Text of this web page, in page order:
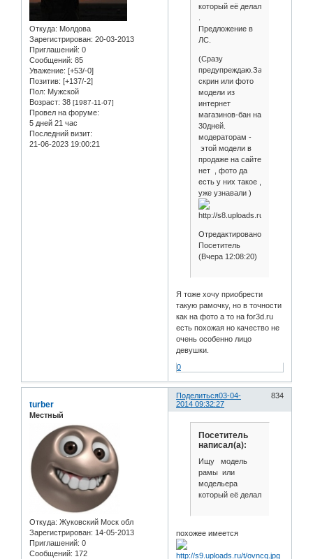
Откуда: Молдова
Зарегистрирован: 20-03-2013
Приглашений: 0
Сообщений: 85
Уважение: [+53/-0]
Позитив: [+137/-2]
Пол: Мужской
Возраст: 38 [1987-11-07]
Провел на форуме:
5 дней 21 час
Последний визит:
21-06-2023 19:00:21
который её делал
Предложение в
ЛС.
(Сразу
предупреждаю.За
скрин или фото
модели из
интернет
магазинов-бан на
30дней.
модераторам -
этой модели в
продаже на сайте
нет , фото да
есть у них такое ,
уже узнавали )
Отредактировано
Посетитель
(Вчера 12:08:20)
Я тоже хочу приобрести
такую рамочку, но в точности
как на фото а то на for3d.ru
есть похожая но качество не
очень особенно лицо
девушки.
0
Поделиться 834
03-04-
2014 09:32:27
turber
Местный
Откуда: Жуковский Моск обл
Зарегистрирован: 14-05-2013
Приглашений: 0
Сообщений: 172
Посетитель
написал(а):
Ищу модель
рамы или
модельера
который её делал
похожее имеется